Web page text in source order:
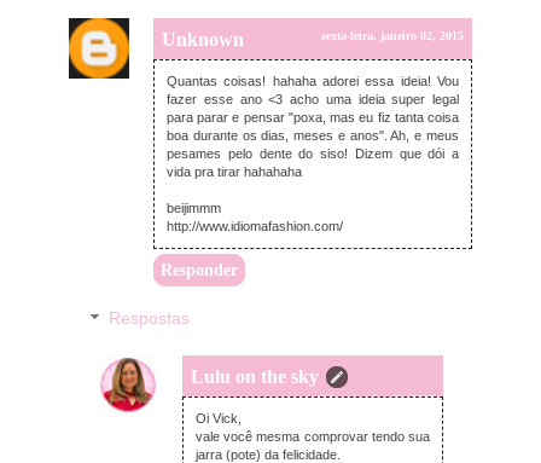
Unknown sexta-feira, janeiro 02, 2015
Quantas coisas! hahaha adorei essa ideia! Vou
fazer esse ano <3 acho uma ideia super legal
para parar e pensar "poxa, mas eu fiz tanta coisa
boa durante os dias, meses e anos". Ah, e meus
pesames pelo dente do siso! Dizem que dói a
vida pra tirar hahahaha
beijimmm
http://www.idiomafashion.com/
Responder
Respostas
Lulu on the sky
sexta-feira, janeiro 02, 2015
Oi Vick,
vale você mesma comprovar tendo sua
jarra (pote) da felicidade.